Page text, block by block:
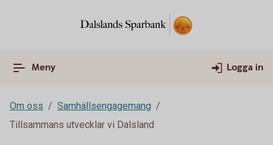
Meny Logga in
Om oss
Samhällsengagemang
Tillsammans utvecklar vi Dalsland